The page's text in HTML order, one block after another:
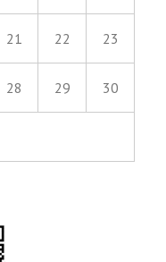
21 22 23
28 29 30